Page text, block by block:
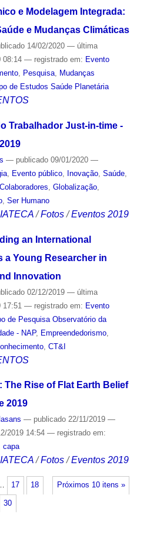
e Modelagem Integrada:
e Mudanças Climáticas
14/02/2020 — última
08:14 — registrado em: Evento
, Pesquisa, Mudanças
de Estudos Saúde Planetária
Trabalhador Just-in-time -
— publicado09/01/2020 —
, Evento público, Inovação, Saúde,
Globalização,
, Ser Humano
/Fotos /Eventos 2019
an International
a Young Researcher in
Innovation
02/12/2019 — última
— registrado em: Evento
de Pesquisa Observatório da
- NAP, Empreendedorismo,
, CT&I
Rise of Flat Earth Belief
2019
— publicado22/11/2019 —
2019 14:54 — registrado em:
capa
/Fotos /Eventos 2019
Próximos 10 itens »
17 18
30